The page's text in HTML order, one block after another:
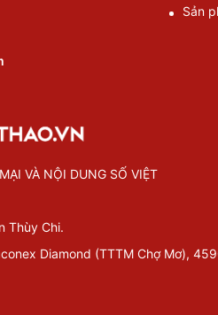
Sản
VÀ NỘI DUNG SỐ VIỆT
Thùy Chi.
Diamond (TTTM Chợ Mơ),